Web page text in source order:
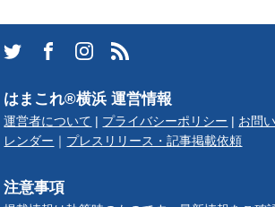
はまこれ®横浜 運営情報
運営者について プライバシーポリシー お問
レンダー
プレスリリース・記事掲載依頼
注意事項